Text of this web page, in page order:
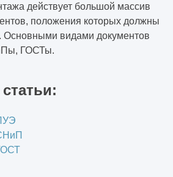
действует большой массив
положения которых должны
Основными видами документов
ГОСТы.